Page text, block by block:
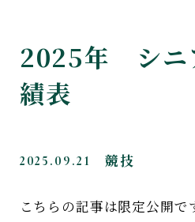
2025年 シニ
績表
2025.09.21 競技
こちらの記事は限定公開で